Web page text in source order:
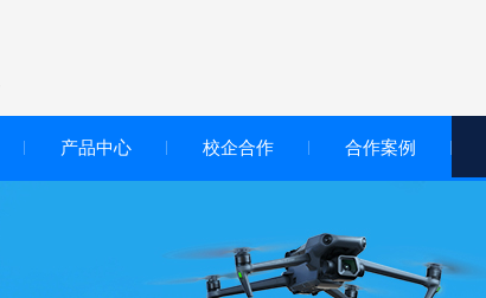
产品中心
智慧交互显示大屏
无人机基础飞行模拟仿真教学
校企合作 合作案例